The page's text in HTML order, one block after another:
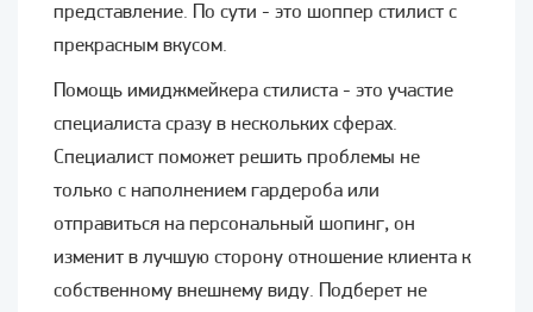
представление. По сути - это шоппер стилист с
прекрасным вкусом.
Помощь имиджмейкера стилиста - это участие
специалиста сразу в нескольких сферах.
Специалист поможет решить проблемы не
только с наполнением гардероба или
отправиться на персональный шопинг, он
изменит в лучшую сторону отношение клиента к
собственному внешнему виду. Подберет не